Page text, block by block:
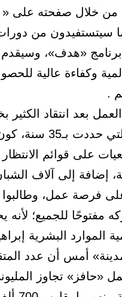
من خلال صفحته على «
برنامج «هدف»،
وكفاءة عالية
.
بعد انتقاد
على معونة
تفوق 35 سنة، إضافة إلى
على فرصة عمل،
مفتوحًا للجميع؛ لأنه
الموارد البشرية
أمس أن عدد
«حافز» تجاوز